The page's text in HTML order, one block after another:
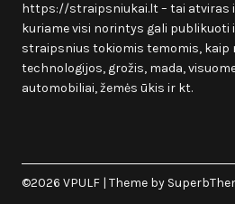
https://straipsniukai.lt– tai atviras
kuriame visi norintys gali
straipsnius tokiomis temomis, kaip
technologijos, grožis, mada,
automobiliai, žemės ūkis ir kt.
©2026 VPULF | Theme by